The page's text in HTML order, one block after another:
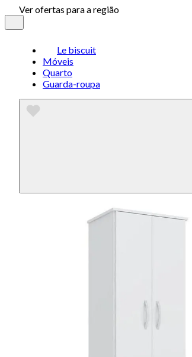
Ver ofertas para a região
Le biscuit
Móveis
Quarto
Guarda-roupa